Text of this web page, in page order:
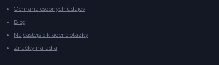
Ochrana osobných údajov
Blog
Najčastejšie kladené otázky
Značky náradia